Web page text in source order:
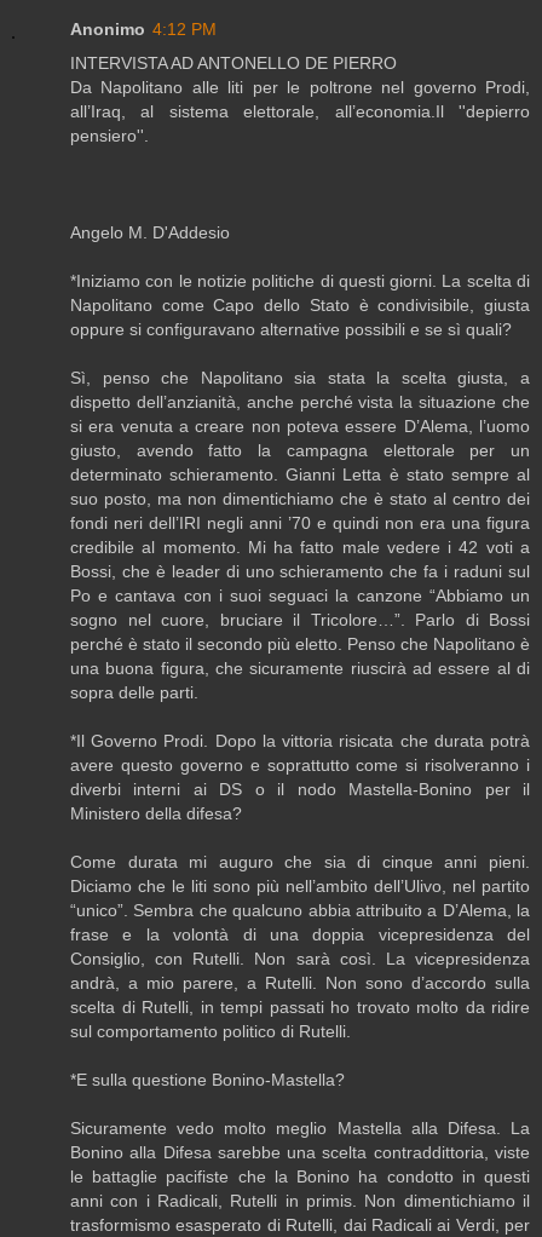
Anonimo 4:12 PM
INTERVISTA AD ANTONELLO DE PIERRO
Da Napolitano alle liti per le poltrone nel governo Prodi,
all’Iraq, al sistema elettorale, all’economia.Il ''depierro
pensiero''.
Angelo M. D'Addesio
*Iniziamo con le notizie politiche di questi giorni. La scelta di
Napolitano come Capo dello Stato è condivisibile, giusta
oppure si configuravano alternative possibili e se sì quali?
Sì, penso che Napolitano sia stata la scelta giusta, a
dispetto dell’anzianità, anche perché vista la situazione che
si era venuta a creare non poteva essere D’Alema, l’uomo
giusto, avendo fatto la campagna elettorale per un
determinato schieramento. Gianni Letta è stato sempre al
suo posto, ma non dimentichiamo che è stato al centro dei
fondi neri dell’IRI negli anni ’70 e quindi non era una figura
credibile al momento. Mi ha fatto male vedere i 42 voti a
Bossi, che è leader di uno schieramento che fa i raduni sul
Po e cantava con i suoi seguaci la canzone “Abbiamo un
sogno nel cuore, bruciare il Tricolore…”. Parlo di Bossi
perché è stato il secondo più eletto. Penso che Napolitano è
una buona figura, che sicuramente riuscirà ad essere al di
sopra delle parti.
*Il Governo Prodi. Dopo la vittoria risicata che durata potrà
avere questo governo e soprattutto come si risolveranno i
diverbi interni ai DS o il nodo Mastella-Bonino per il
Ministero della difesa?
Come durata mi auguro che sia di cinque anni pieni.
Diciamo che le liti sono più nell’ambito dell’Ulivo, nel partito
“unico”. Sembra che qualcuno abbia attribuito a D’Alema, la
frase e la volontà di una doppia vicepresidenza del
Consiglio, con Rutelli. Non sarà così. La vicepresidenza
andrà, a mio parere, a Rutelli. Non sono d’accordo sulla
scelta di Rutelli, in tempi passati ho trovato molto da ridire
sul comportamento politico di Rutelli.
*E sulla questione Bonino-Mastella?
Sicuramente vedo molto meglio Mastella alla Difesa. La
Bonino alla Difesa sarebbe una scelta contraddittoria, viste
le battaglie pacifiste che la Bonino ha condotto in questi
anni con i Radicali, Rutelli in primis. Non dimentichiamo il
trasformismo esasperato di Rutelli, dai Radicali ai Verdi, per